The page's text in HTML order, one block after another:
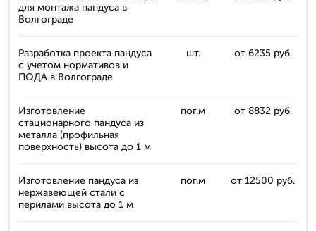
для монтажа пандуса в
Волгограде
Разработка проекта пандуса
с учетом нормативов и
ПОДА в Волгограде
шт. от 6235 руб.
Изготовление
стационарного пандуса из
металла (профильная
поверхность) высота до 1 м
пог.м от 8832 руб.
Изготовление пандуса из
нержавеющей стали с
перилами высота до 1 м
пог.м от 12500 руб.